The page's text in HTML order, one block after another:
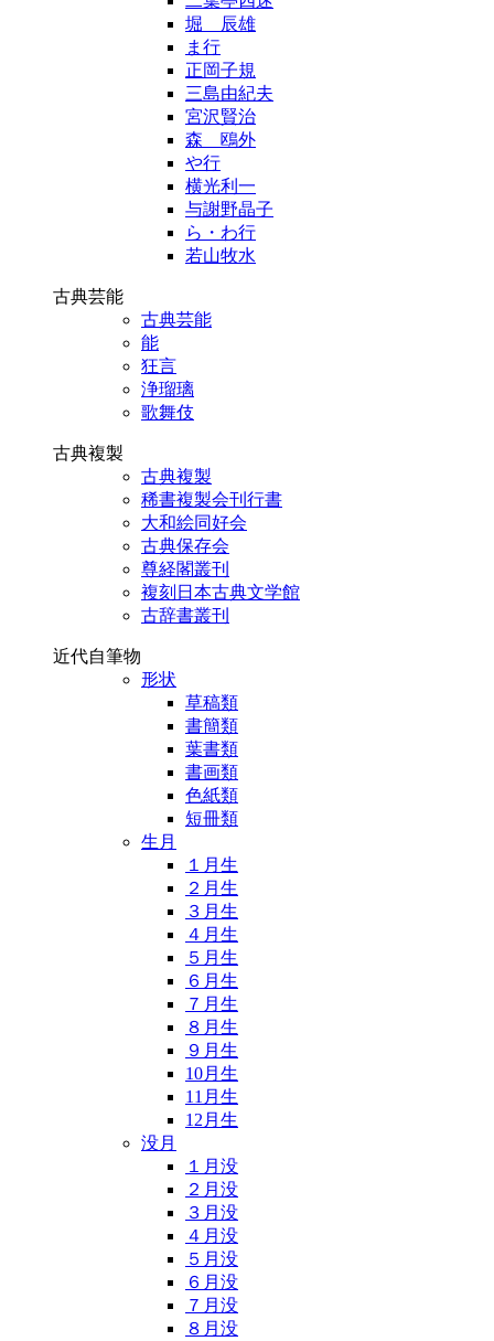
堀 辰雄
ま行
正岡子規
三島由紀夫
宮沢賢治
森 鴎外
や行
横光利一
与謝野晶子
ら・わ行
若山牧水
古典芸能
古典芸能
能
狂言
浄瑠璃
歌舞伎
古典複製
古典複製
稀書複製会刊行書
大和絵同好会
古典保存会
尊経閣叢刊
複刻日本古典文学館
古辞書叢刊
近代自筆物
形状
草稿類
書簡類
葉書類
書画類
色紙類
短冊類
生月
１月生
２月生
３月生
４月生
５月生
６月生
７月生
８月生
９月生
10月生
11月生
12月生
没月
１月没
２月没
３月没
４月没
５月没
６月没
７月没
８月没